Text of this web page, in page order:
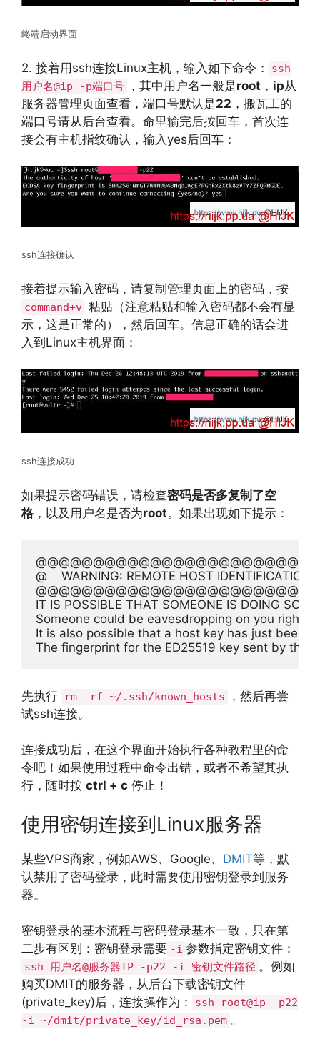
终端启动界面
2. 接着用ssh连接Linux主机，输入如下命令：
ssh
用户名@ip -p端口号
，其中用户名一般是root ， ip从
服务器管理页面查看，端口号默认是22 ，搬瓦工的
端口号请从后台查看。命里输完后按回车，首次连
接会有主机指纹确认，输入yes后回车：
ssh连接确认
接着提示输入密码，请复制管理页面上的密码，按
command+v 粘贴（注意粘贴和输入密码都不会有显
示，这是正常的），然后回车。信息正确的话会进
入到Linux主机界面：
ssh连接成功
如果提示密码错误，请检查密码是否多复制了空
格 ，以及用户名是否为root。如果出现如下提示：
@    WARNING: REMOTE HOST IDENTIFICATION
IT IS POSSIBLE THAT SOMEONE IS DOING
Someone could be eavesdropping on you right
It is also possible that a host key has just been
The fingerprint for the ED25519 key sent by the
先执行 rm -rf ~/.ssh/known_hosts
，然后再尝
试ssh连接。
连接成功后，在这个界面开始执行各种教程里的命
令吧！如果使用过程中命令出错，或者不希望其执
行，随时按 ctrl + c 停止！
使用密钥连接到Linux服务器
某些VPS商家，例如AWS、Google、 DMIT等，默
认禁用了密码登录，此时需要使用密钥登录到服务
器。
密钥登录的基本流程与密码登录基本一致，只在第
二步有区别：密钥登录需要 -i 参数指定密钥文件：
ssh 用户名@服务器IP -p22 -i 密钥文件路径 。例如
购买DMIT的服务器，从后台下载密钥文件
(private_key)后，连接操作为：
ssh root@ip -p22
-i ~/dmit/private_key/id_rsa.pem 。